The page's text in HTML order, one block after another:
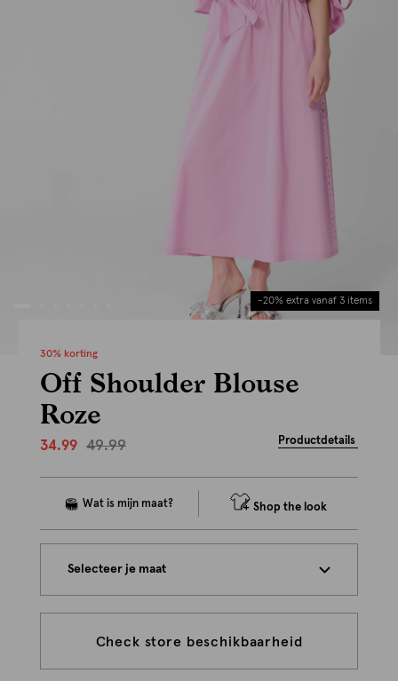
-20% extra vanaf 3 items
30% korting
Off Shoulder Blouse
Roze
34.99 49.99 Productdetails
Shop the look
Selecteer je maat
Check store beschikbaarheid